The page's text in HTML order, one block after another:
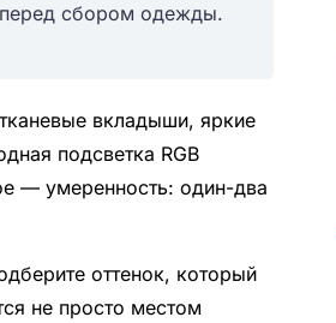
перед сбором одежды.
вкладыши, яркие
подсветка RGB
— умеренность: один-два
оттенок, который
не просто местом